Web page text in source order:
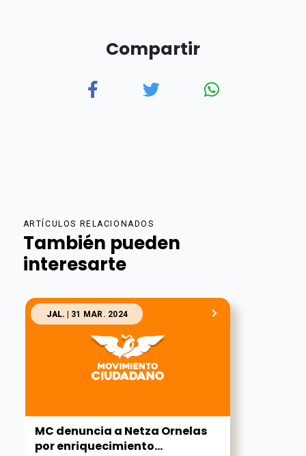
Compartir
ARTÍCULOS RELACIONADOS
También pueden
interesarte
JAL. | 31 MAR. 2024
MC denuncia a Netza Ornelas
por enriquecimiento...